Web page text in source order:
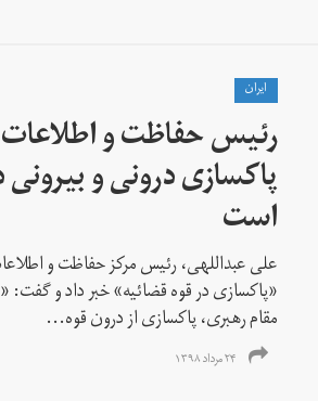
ايران
رئیس حفاظت و
پاکسازی درونی و
است
علی عبداللهی، رئیس مرکز حفاظت و
«پاکسازی در قوه قضائیه» خبر داد و
مقام رهبری، پاکسازی از درون قوه...
۲۴ مرداد ۱۳۹۸